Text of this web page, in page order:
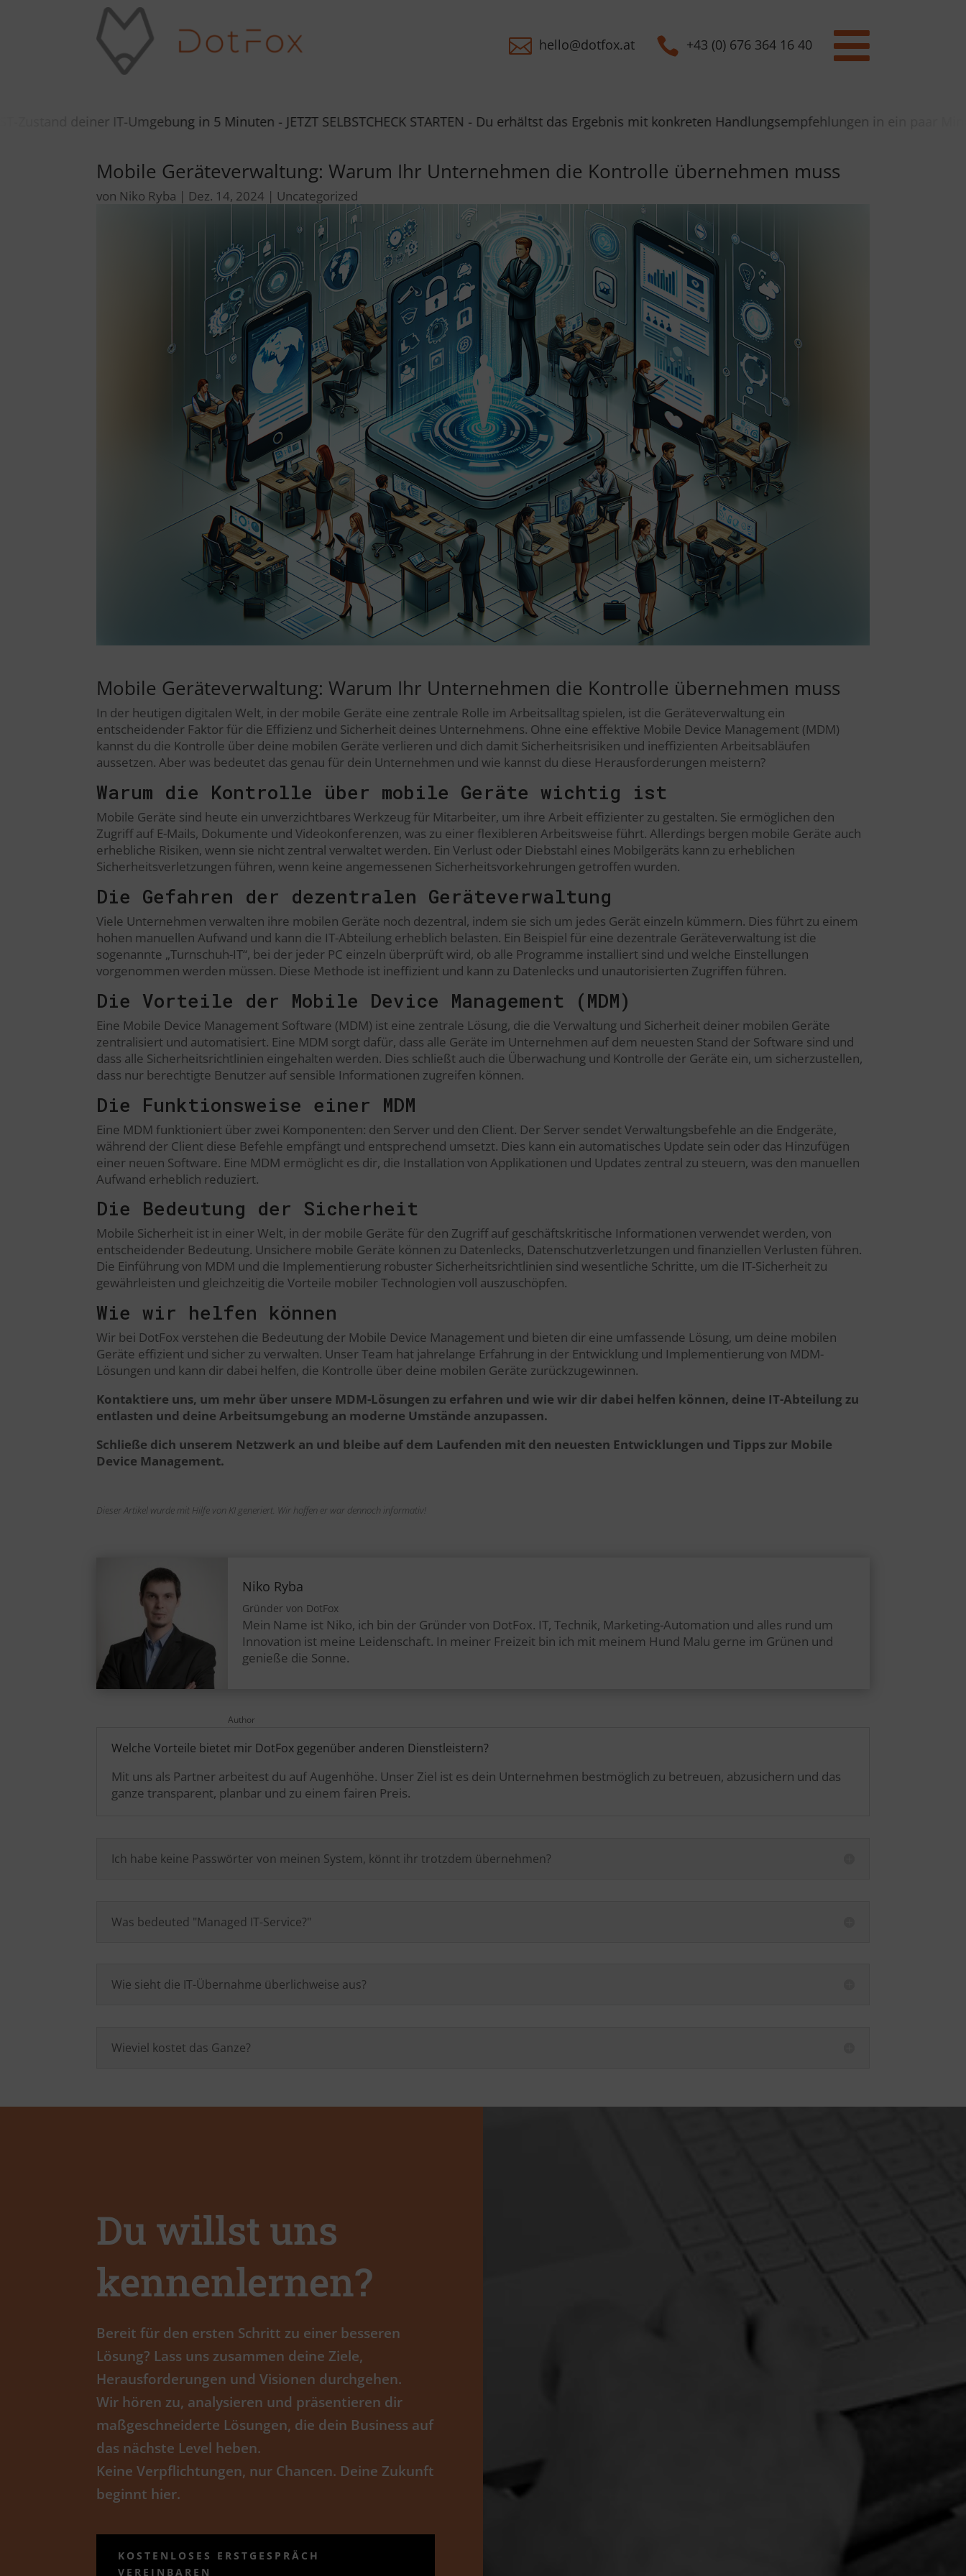
 hello@dotfox.at  +43 (0) 676 364 16 40 
IT-Umgebung in 5 Minuten - JETZT SELBSTCHECK STARTEN - Du erhältst das Ergebnis mit konkreten Handlungsempfehlungen in ein paar Minuten per
Mobile Geräteverwaltung: Warum Ihr Unternehmen die Kontrolle übernehmen muss
von Niko Ryba | Dez. 14, 2024 | Uncategorized
Mobile Geräteverwaltung: Warum Ihr Unternehmen die Kontrolle übernehmen muss
In der heutigen digitalen Welt, in der mobile Geräte eine zentrale Rolle im Arbeitsalltag spielen, ist die Geräteverwaltung ein
entscheidender Faktor für die Effizienz und Sicherheit deines Unternehmens. Ohne eine effektive Mobile Device Management (MDM)
kannst du die Kontrolle über deine mobilen Geräte verlieren und dich damit Sicherheitsrisiken und ineffizienten Arbeitsabläufen
aussetzen. Aber was bedeutet das genau für dein Unternehmen und wie kannst du diese Herausforderungen meistern?
Warum die Kontrolle über mobile Geräte wichtig ist
Mobile Geräte sind heute ein unverzichtbares Werkzeug für Mitarbeiter, um ihre Arbeit effizienter zu gestalten. Sie ermöglichen den
Zugriff auf E-Mails, Dokumente und Videokonferenzen, was zu einer flexibleren Arbeitsweise führt. Allerdings bergen mobile Geräte auch
erhebliche Risiken, wenn sie nicht zentral verwaltet werden. Ein Verlust oder Diebstahl eines Mobilgeräts kann zu erheblichen
Sicherheitsverletzungen führen, wenn keine angemessenen Sicherheitsvorkehrungen getroffen wurden.
Die Gefahren der dezentralen Geräteverwaltung
Viele Unternehmen verwalten ihre mobilen Geräte noch dezentral, indem sie sich um jedes Gerät einzeln kümmern. Dies führt zu einem
hohen manuellen Aufwand und kann die IT-Abteilung erheblich belasten. Ein Beispiel für eine dezentrale Geräteverwaltung ist die
sogenannte „Turnschuh-IT“, bei der jeder PC einzeln überprüft wird, ob alle Programme installiert sind und welche Einstellungen
vorgenommen werden müssen. Diese Methode ist ineffizient und kann zu Datenlecks und unautorisierten Zugriffen führen.
Die Vorteile der Mobile Device Management (MDM)
Eine Mobile Device Management Software (MDM) ist eine zentrale Lösung, die die Verwaltung und Sicherheit deiner mobilen Geräte
zentralisiert und automatisiert. Eine MDM sorgt dafür, dass alle Geräte im Unternehmen auf dem neuesten Stand der Software sind und
dass alle Sicherheitsrichtlinien eingehalten werden. Dies schließt auch die Überwachung und Kontrolle der Geräte ein, um sicherzustellen,
dass nur berechtigte Benutzer auf sensible Informationen zugreifen können.
Die Funktionsweise einer MDM
Eine MDM funktioniert über zwei Komponenten: den Server und den Client. Der Server sendet Verwaltungsbefehle an die Endgeräte,
während der Client diese Befehle empfängt und entsprechend umsetzt. Dies kann ein automatisches Update sein oder das Hinzufügen
einer neuen Software. Eine MDM ermöglicht es dir, die Installation von Applikationen und Updates zentral zu steuern, was den manuellen
Aufwand erheblich reduziert.
Die Bedeutung der Sicherheit
Mobile Sicherheit ist in einer Welt, in der mobile Geräte für den Zugriff auf geschäftskritische Informationen verwendet werden, von
entscheidender Bedeutung. Unsichere mobile Geräte können zu Datenlecks, Datenschutzverletzungen und finanziellen Verlusten führen.
Die Einführung von MDM und die Implementierung robuster Sicherheitsrichtlinien sind wesentliche Schritte, um die IT-Sicherheit zu
gewährleisten und gleichzeitig die Vorteile mobiler Technologien voll auszuschöpfen.
Wie wir helfen können
Wir bei DotFox verstehen die Bedeutung der Mobile Device Management und bieten dir eine umfassende Lösung, um deine mobilen
Geräte effizient und sicher zu verwalten. Unser Team hat jahrelange Erfahrung in der Entwicklung und Implementierung von MDM-
Lösungen und kann dir dabei helfen, die Kontrolle über deine mobilen Geräte zurückzugewinnen.
Kontaktiere uns, um mehr über unsere MDM-Lösungen zu erfahren und wie wir dir dabei helfen können, deine IT-Abteilung zu
entlasten und deine Arbeitsumgebung an moderne Umstände anzupassen.
Schließe dich unserem Netzwerk an und bleibe auf dem Laufenden mit den neuesten Entwicklungen und Tipps zur Mobile
Device Management.
Dieser Artikel wurde mit Hilfe von KI generiert. Wir hoffen er war dennoch informativ!
Author
Niko Ryba
Gründer von DotFox
Mein Name ist Niko, ich bin der Gründer von DotFox. IT, Technik, Marketing-Automation und alles rund um
Innovation ist meine Leidenschaft. In meiner Freizeit bin ich mit meinem Hund Malu gerne im Grünen und
genieße die Sonne.
Welche Vorteile bietet mir DotFox gegenüber anderen Dienstleistern?
Mit uns als Partner arbeitest du auf Augenhöhe. Unser Ziel ist es dein Unternehmen bestmöglich zu betreuen, abzusichern und das
ganze transparent, planbar und zu einem fairen Preis.
Ich habe keine Passwörter von meinen System, könnt ihr trotzdem übernehmen?
Was bedeuted "Managed IT-Service?"
Wie sieht die IT-Übernahme überlichweise aus?
Wieviel kostet das Ganze?
Du willst uns
kennenlernen?
Bereit für den ersten Schritt zu einer besseren
Lösung? Lass uns zusammen deine Ziele,
Herausforderungen und Visionen durchgehen.
Wir hören zu, analysieren und präsentieren dir
maßgeschneiderte Lösungen, die dein Business auf
das nächste Level heben.
Keine Verpflichtungen, nur Chancen. Deine Zukunft
beginnt hier.
KOSTENLOSES ERSTGESPRÄCH
VEREINBAREN